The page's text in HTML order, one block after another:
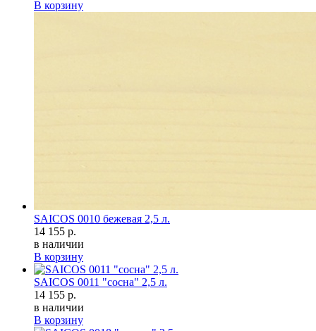
В корзину
SAICOS 0010 бежевая 2,5 л.
14 155 р.
в наличии
В корзину
SAICOS 0011 "сосна" 2,5 л.
14 155 р.
в наличии
В корзину